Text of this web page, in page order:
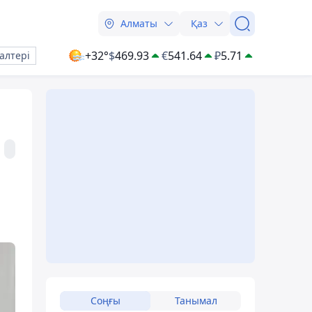
Алматы Қаз
+32°$469.93 €541.64 ₽5.71
Соңғы Танымал